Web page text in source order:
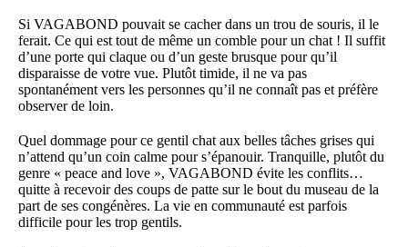
Si VAGABOND pouvait se cacher dans un trou de souris, il le
ferait. Ce qui est tout de même un comble pour un chat ! Il suffit
d’une porte qui claque ou d’un geste brusque pour qu’il
disparaisse de votre vue. Plutôt timide, il ne va pas
spontanément vers les personnes qu’il ne connaît pas et préfère
observer de loin.
Quel dommage pour ce gentil chat aux belles tâches grises qui
n’attend qu’un coin calme pour s’épanouir. Tranquille, plutôt du
genre « peace and love », VAGABOND évite les conflits…
quitte à recevoir des coups de patte sur le bout du museau de la
part de ses congénères. La vie en communauté est parfois
difficile pour les trop gentils.